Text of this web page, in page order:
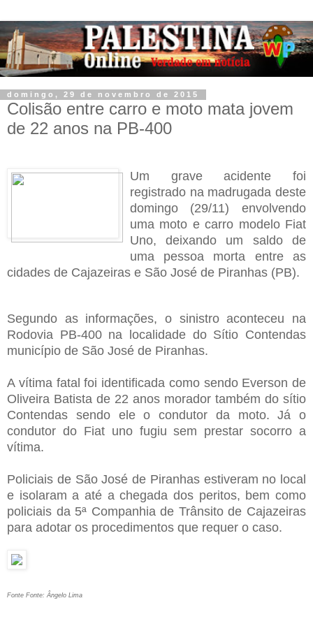
domingo, 29 de novembro de 2015
Colisão entre carro e moto mata jovem
de 22 anos na PB-400
Um grave acidente foi
registrado na madrugada deste
domingo (29/11) envolvendo
uma moto e carro modelo Fiat
Uno, deixando um saldode
uma pessoa morta entre as
cidades de Cajazeiras e São José de Piranhas (PB).
Segundo as informações, o sinistro aconteceu na
Rodovia PB-400 na localidade do Sítio Contendas
município de São José de Piranhas.
A vítima fatal foi identificada como sendo Everson de
Oliveira Batista de 22 anos morador também do sítio
Contendas sendo ele o condutor da moto. Já o
condutor do Fiat uno fugiu sem prestar socorro a
vítima.
Policiais de São José de Piranhas estiveram no local
e isolaram a até a chegada dos peritos, bem como
policiais da 5ª Companhia de Trânsito de Cajazeiras
para adotar os procedimentos que requer o caso.
Fonte Fonte: Ângelo Lima